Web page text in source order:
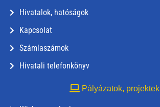
Hivatalok, hatóságok
Kapcsolat
Számlaszámok
Hivatali telefonkönyv
Pályázatok, projektek